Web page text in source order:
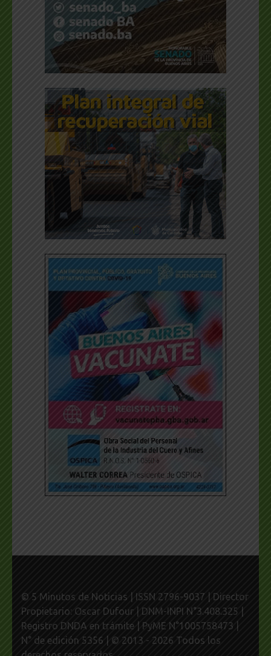
© 5 Minutos de Noticias | ISSN 2796-9037 | Director
Propietario: Oscar Dufour | DNM-INPI N°3.408.325 |
Registro DNDA en trámite | PyME N°1005758473 |
N° de edición 5356 | © 2013 - 2026 Todos los